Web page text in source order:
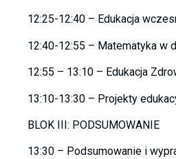
12:25-12:40 – Edukacja
12:40-12:55 – Matematyka w
12:55 – 13:10 – Edukacja
13:10-13:30 – Projekty
BLOK III: PODSUMOWANIE
13:30 – Podsumowanie i